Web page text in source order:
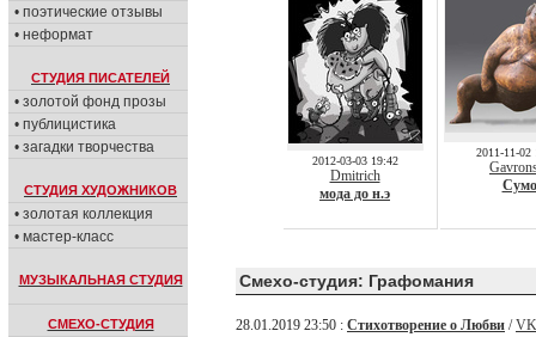
• поэтические отзывы
• неформат
СТУДИЯ ПИСАТЕЛЕЙ
• золотой фонд прозы
• публицистика
• загадки творчества
СТУДИЯ ХУДОЖНИКОВ
• золотая коллекция
• мастер-класс
МУЗЫКАЛЬНАЯ СТУДИЯ
СМЕХО-СТУДИЯ
2012-03-03 19:42
Dmitrich
мода до н.э
2011-11-02
Сумо
Смехо-студия: Графомания
28.01.2019 23:50 : Стихотворение о Любви /